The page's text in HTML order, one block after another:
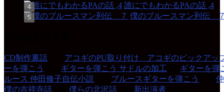
誰にでもわかるPAの話 ,4
僕のブルースマン列伝
CD制作裏話
アコギのPU取り付け アコギのピックアッ
ーを弾こう
ギターを弾こう サドルの加工
ギターを弾
ルース 仲田修子自伝小説
ブルースギターを弾こう
僕の吉祥寺話
僕らの北沢話 新出演者